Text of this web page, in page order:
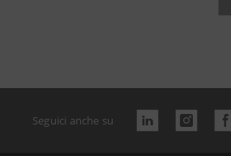
Seguici anche su